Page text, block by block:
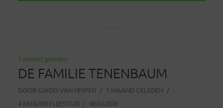
1 maand geleden
DE FAMILIE TENENBAUM
DOOR GUIDO VAN NISPEN
1 MAAND GELEDEN
4 MINUTEN LEESTIJD
REAGEER!